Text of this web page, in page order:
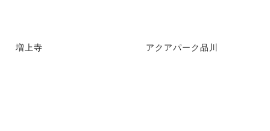
増上寺 アクアパーク品川